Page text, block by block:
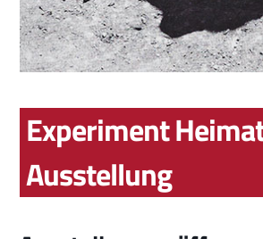
Experiment
Ausstellung